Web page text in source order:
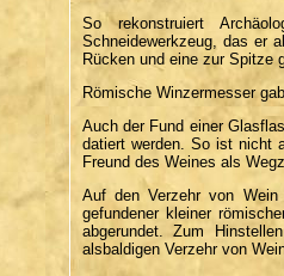
So rekonstruiert
Schneidewerkzeug, das er
Rücken und eine zur Spitze
Römische Winzermesser
Auch der Fund einer
datiert werden. So ist nicht
Freund des Weines als
Auf den Verzehr von
gefundener kleiner
abgerundet. Zum
alsbaldigen Verzehr von